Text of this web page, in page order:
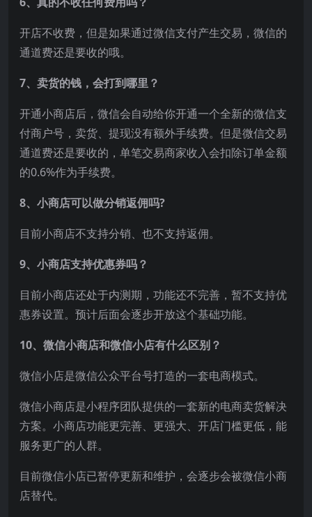
开店不收费，但是如果通过微信支付产生交易，微信的
通道费还是要收的哦。
7、卖货的钱，会打到哪里？
开通小商店后，微信会自动给你开通一个全新的微信支
付商户号，卖货、提现没有额外手续费。但是微信交易
通道费还是要收的，单笔交易商家收入会扣除订单金额
的0.6%作为手续费。
8、小商店可以做分销返佣吗?
目前小商店不支持分销、也不支持返佣。
9、小商店支持优惠券吗？
目前小商店还处于内测期，功能还不完善，暂不支持优
惠券设置。预计后面会逐步开放这个基础功能。
10、微信小商店和微信小店有什么区别？
微信小店是微信公众平台号打造的一套电商模式。
微信小商店是小程序团队提供的一套新的电商卖货解决
方案。小商店功能更完善、更强大、开店门槛更低，能
服务更广的人群。
目前微信小店已暂停更新和维护，会逐步会被微信小商
店替代。